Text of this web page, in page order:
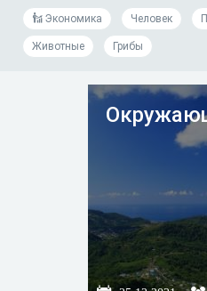
Экономика Человек
Животные Грибы